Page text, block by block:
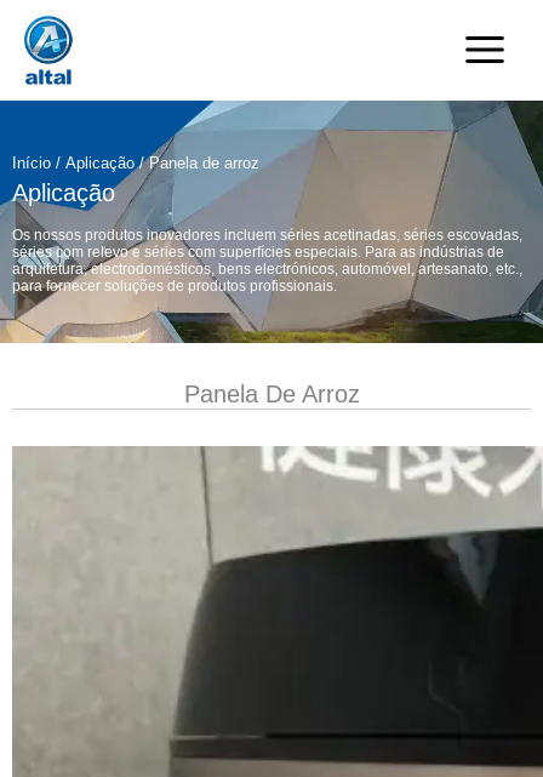
Saltar
para
conteúdo
Início / Aplicação/ Panela de arroz
Aplicação
Os nossos produtos inovadores incluem séries acetinadas, séries escovadas,
séries com relevo e séries com superfícies especiais. Para as indústrias de
arquitetura, electrodomésticos, bens electrónicos, automóvel, artesanato, etc.,
para fornecer soluções de produtos profissionais.
Panela De Arroz